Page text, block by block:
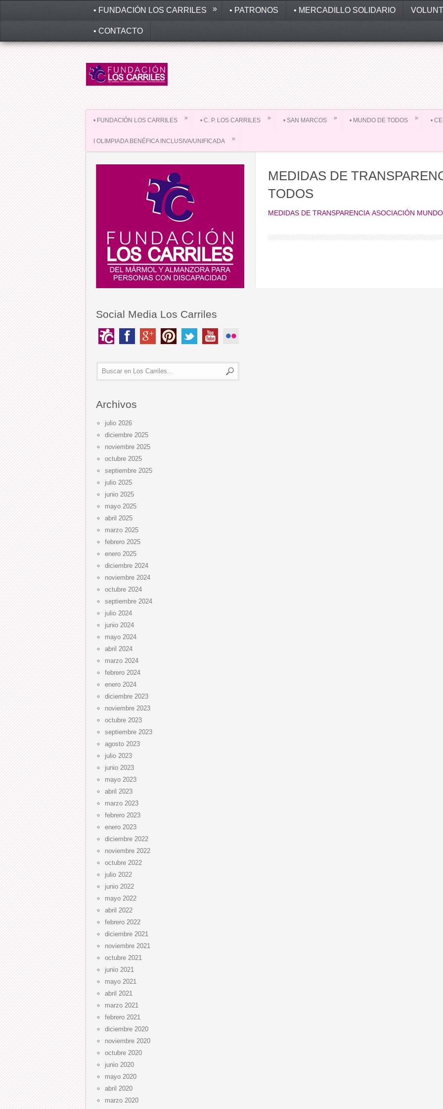
• FUNDACIÓN LOS CARRILES » • PATRONOS • MERCADILLO SOLIDARIO
• CONTACTO
• FUNDACIÓN LOS CARRILES » • C. P. LOS CARRILES » • SAN MARCOS » • MUNDO DE TODOS » •
I OLIMPIADA BENÉFICA INCLUSIVA/UNIFICADA »
MEDIDAS DE
TODOS
MEDIDAS DE TRANSPARENCIA ASOCIACIÓN
Social Media Los Carriles
Archivos
julio 2026
diciembre 2025
noviembre 2025
octubre 2025
septiembre 2025
julio 2025
junio 2025
mayo 2025
abril 2025
marzo 2025
febrero 2025
enero 2025
diciembre 2024
noviembre 2024
octubre 2024
septiembre 2024
julio 2024
junio 2024
mayo 2024
abril 2024
marzo 2024
febrero 2024
enero 2024
diciembre 2023
noviembre 2023
octubre 2023
septiembre 2023
agosto 2023
julio 2023
junio 2023
mayo 2023
abril 2023
marzo 2023
febrero 2023
enero 2023
diciembre 2022
noviembre 2022
octubre 2022
julio 2022
junio 2022
mayo 2022
abril 2022
febrero 2022
diciembre 2021
noviembre 2021
octubre 2021
junio 2021
mayo 2021
abril 2021
marzo 2021
febrero 2021
diciembre 2020
noviembre 2020
octubre 2020
junio 2020
mayo 2020
abril 2020
marzo 2020